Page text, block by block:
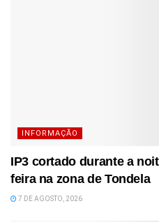
INFORMAÇÃO
IP3 cortado durante a
feira na zona de Tondela
7 DE AGOSTO, 2026